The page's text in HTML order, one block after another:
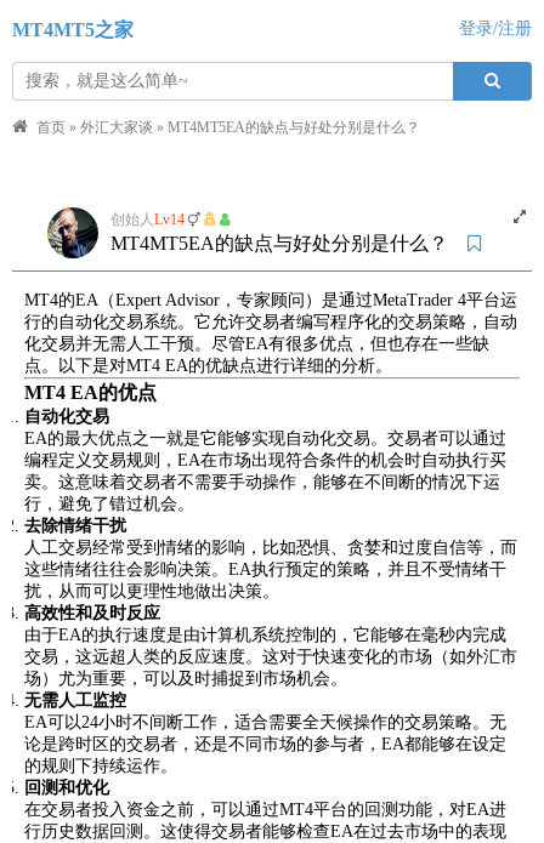
MT4MT5之家 登录/注册
首页 » 外汇大家谈 » MT4MT5EA的缺点与好处分别是什么？
创始人Lv14
MT4MT5EA的缺点与好处分别是什么？
MT4的EA（Expert Advisor，专家顾问）是通过MetaTrader 4平台运
行的自动化交易系统。它允许交易者编写程序化的交易策略，自动
化交易并无需人工干预。尽管EA有很多优点，但也存在一些缺
点。以下是对MT4 EA的优缺点进行详细的分析。
MT4 EA的优点
自动化交易
EA的最大优点之一就是它能够实现自动化交易。交易者可以通过
编程定义交易规则，EA在市场出现符合条件的机会时自动执行买
卖。这意味着交易者不需要手动操作，能够在不间断的情况下运
行，避免了错过机会。
去除情绪干扰
人工交易经常受到情绪的影响，比如恐惧、贪婪和过度自信等，而
这些情绪往往会影响决策。EA执行预定的策略，并且不受情绪干
扰，从而可以更理性地做出决策。
高效性和及时反应
由于EA的执行速度是由计算机系统控制的，它能够在毫秒内完成
交易，这远超人类的反应速度。这对于快速变化的市场（如外汇市
场）尤为重要，可以及时捕捉到市场机会。
无需人工监控
EA可以24小时不间断工作，适合需要全天候操作的交易策略。无
论是跨时区的交易者，还是不同市场的参与者，EA都能够在设定
的规则下持续运作。
回测和优化
在交易者投入资金之前，可以通过MT4平台的回测功能，对EA进
行历史数据回测。这使得交易者能够检查EA在过去市场中的表现